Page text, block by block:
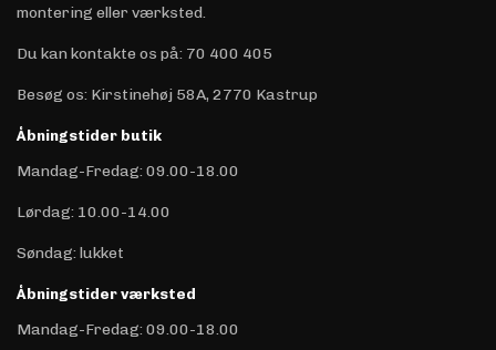
montering eller værksted.
Du kan kontakte os på: 70 400 405
Besøg os: Kirstinehøj 58A, 2770 Kastrup
Åbningstider butik
Mandag-Fredag: 09.00-18.00
Lørdag: 10.00-14.00
Søndag: lukket
Åbningstider værksted
Mandag-Fredag: 09.00-18.00